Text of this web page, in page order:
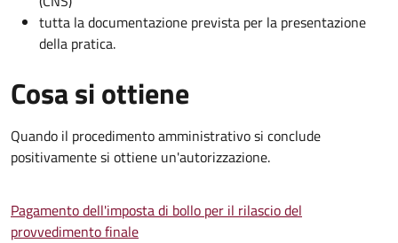
tutta la documentazione prevista per la presentazione
della pratica.
Cosa si ottiene
Quando il procedimento amministrativo si conclude
positivamente si ottiene un'autorizzazione.
Pagamento dell'imposta di bollo per il rilascio del
provvedimento finale